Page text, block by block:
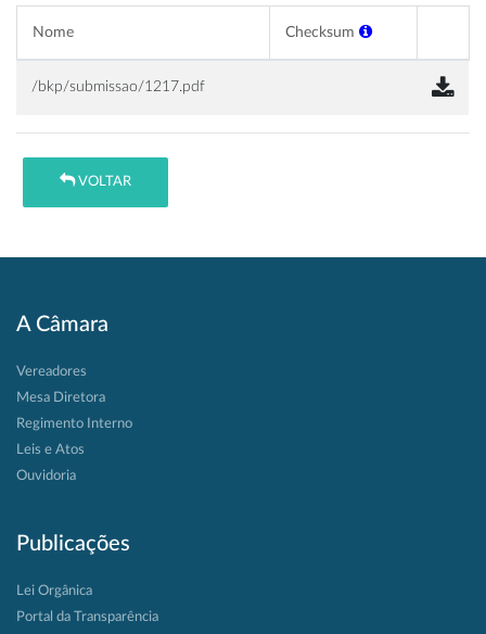
Nome Checksum
/bkp/submissao/1217.pdf
VOLTAR
A Câmara
Vereadores
Mesa Diretora
Regimento Interno
Leis e Atos
Ouvidoria
Publicações
Lei Orgânica
Portal da Transparência